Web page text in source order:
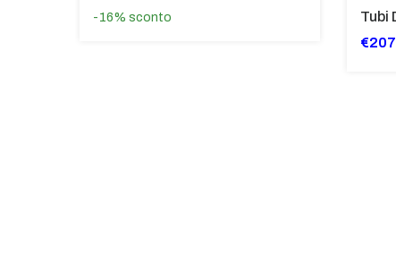
-16% sconto
€207